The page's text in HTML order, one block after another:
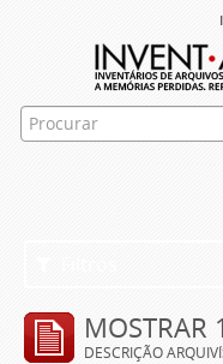
MOSTRAR
DESCRIÇÃO